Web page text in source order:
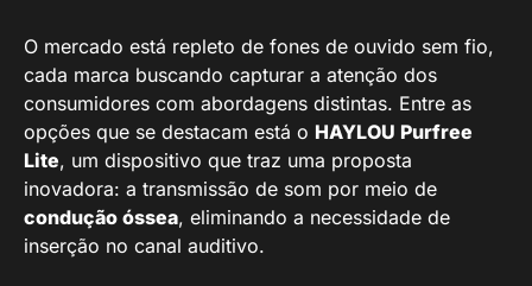
O mercado está repleto de fones de ouvido sem fio,
cada marca buscando capturar a atenção dos
consumidores com abordagens distintas. Entre as
opções que se destacam está o HAYLOU Purfree
Lite, um dispositivo que traz uma proposta
inovadora: a transmissão de som por meio de
condução óssea, eliminando a necessidade de
inserção no canal auditivo.